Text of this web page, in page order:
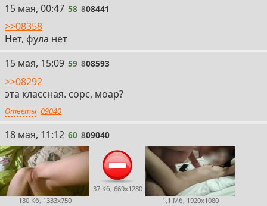
58
15 мая, 00:47 58 808441
>>08358
Нет, фула нет
59
15 мая, 15:09 59 808593
>>08292
эта классная. сорс, моар?
Ответы 09040
60
18 мая, 11:12 60 809040
180 Кб, 1333x750
37 Кб, 669x1280
1,1 Мб, 1920x1080